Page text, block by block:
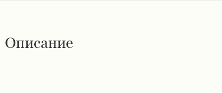
Мужские ремешки
Описание